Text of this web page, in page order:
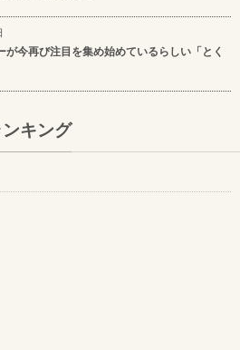
が今再び注目を集め始めているらしい「とく
キング